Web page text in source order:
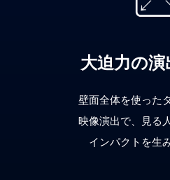
大迫力の
壁面全体を使った
映像演出で、見る
インパクトを生